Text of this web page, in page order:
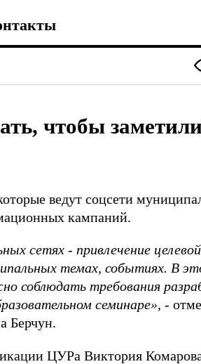
чтобы
ведут соцсети
кампаний.
сетях - привлечение
темах, событиях. В
требования
семинаре», -
Берчун.
ЦУРа Виктория